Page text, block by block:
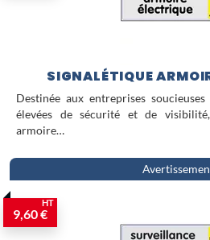
SIGNALÉTIQUE
Destinée aux entreprises
élevées de sécurité et de
armoire…
9,60 €
HT